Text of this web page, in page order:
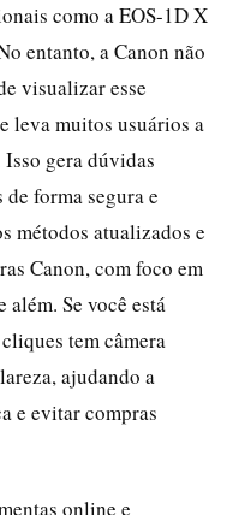
como a EOS-1D X
entanto, a Canon não
visualizar esse
leva muitos usuários a
gera dúvidas
de forma segura e
métodos atualizados e
Canon, com foco em
além. Se você está
tem câmera
ajudando a
e evitar compras
online e